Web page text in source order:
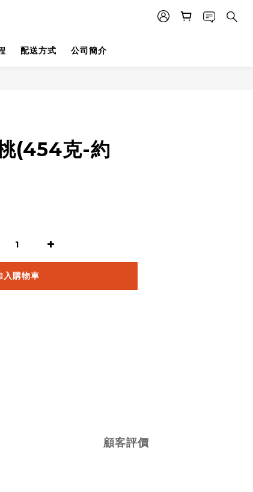
配送方式 公司簡介
(454克-約
入購物車
顧客評價